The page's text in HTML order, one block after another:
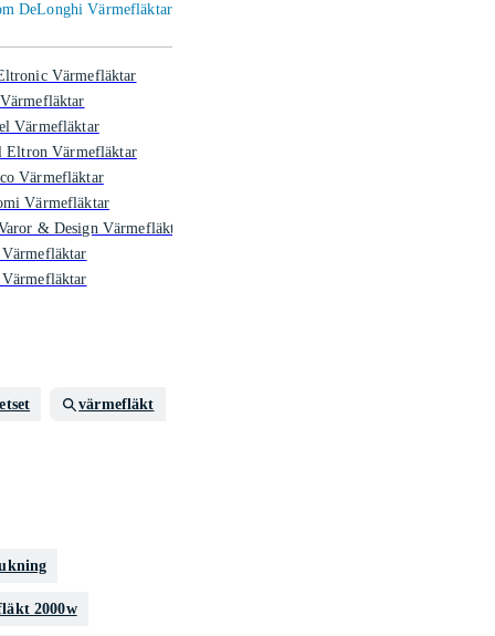
DeLonghi Värmefläktar
Värmefläktar
Värmefläktar
Eltron Värmefläktar
Värmefläktar
Värmefläktar
& Design Värmefläktar
Värmefläktar
värmefläkt
2000w